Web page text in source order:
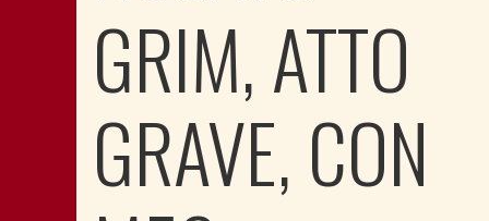
GRIM, ATTO
GRAVE, CON